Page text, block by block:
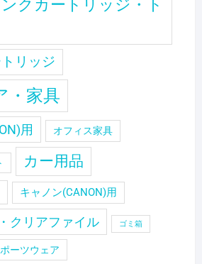
クカートリッジ・ト
リッジ
・家具
用 オフィス家具
カー用品
キャノン(CANON)用
クリアファイル ゴミ箱
ーツウェア